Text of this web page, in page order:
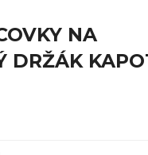
NA
DRŽÁK